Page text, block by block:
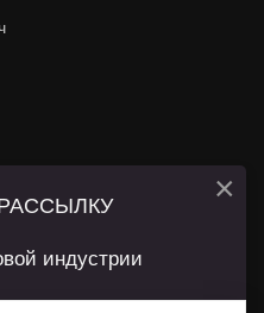
ссылка на
данные геолокации
индустрии
×